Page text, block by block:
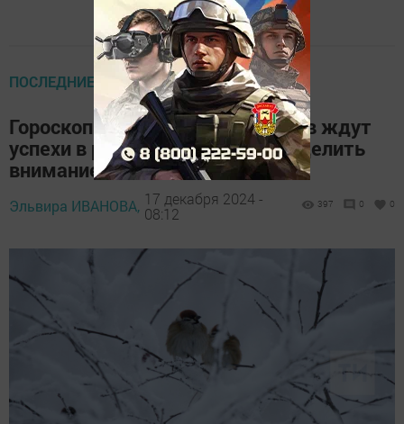
ПОСЛЕДНИЕ НОВОСТИ
Гороскоп на 17 декабря: Тельцов ждут
успехи в работе, Ракам стоит уделить
внимание семье
Эльвира ИВАНОВА, 17 декабря 2024 -
08:12
397 0 0